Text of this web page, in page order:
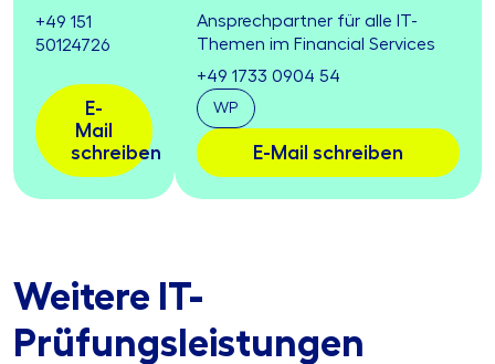
+49 151
50124726
E-
Mail
schreiben
Ansprechpartner für alle IT-
Themen im Financial Services
+49 1733 0904 54
WP
E-Mail schreiben
Weitere IT-
Prüfungsleistungen